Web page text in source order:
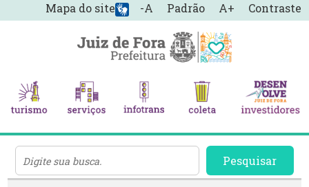
-A Padrão A+ Contraste
Mapa do site
Pesquisar